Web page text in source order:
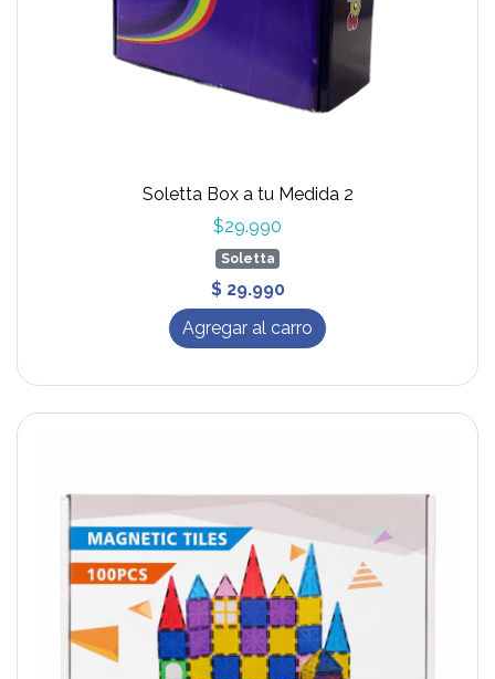
Soletta Box a tu Medida 2
$29.990
Soletta
$ 29.990
Agregar al carro